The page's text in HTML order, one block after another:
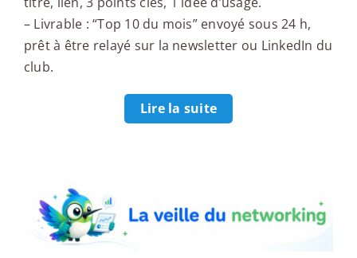
– Livrable : “Top 10 du mois” envoyé sous 24 h,
prêt à être relayé sur la newsletter ou LinkedIn du
club.
Lire la suite